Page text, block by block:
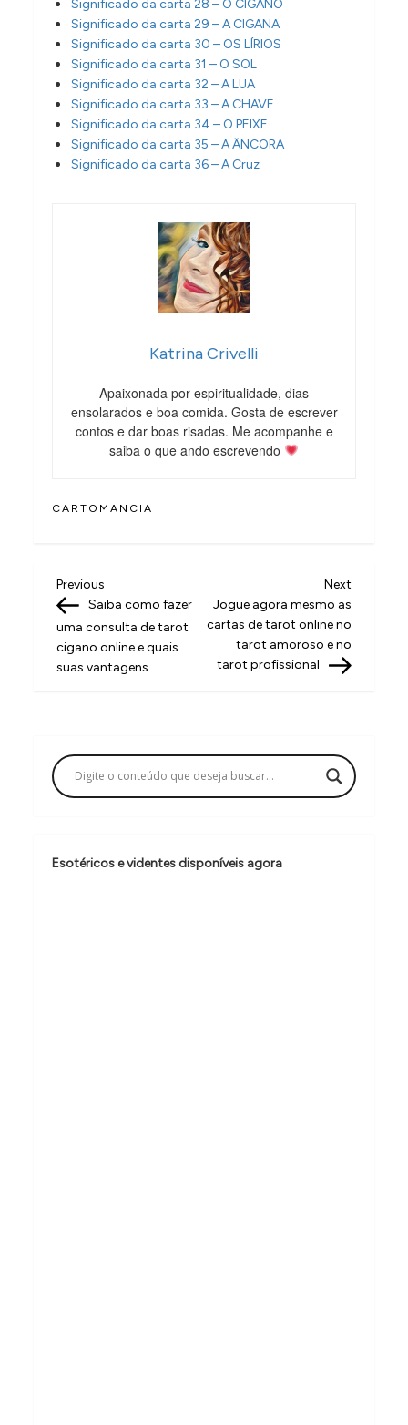
Significado da carta 28 – O CIGANO
Significado da carta 29 – A CIGANA
Significado da carta 30 – OS LÍRIOS
Significado da carta 31 – O SOL
Significado da carta 32 – A LUA
Significado da carta 33 – A CHAVE
Significado da carta 34 – O PEIXE
Significado da carta 35 – A ÂNCORA
Significado da carta 36 – A Cruz
Katrina Crivelli
Apaixonada por espiritualidade, dias
ensolarados e boa comida. Gosta de escrever
contos e dar boas risadas. Me acompanhe e
saiba o que ando escrevendo
CARTOMANCIA
N
a
v
e
ç
ã
d
Previous
Post
Previous
Saiba como fazer
uma consulta de tarot
cigano online e quais
suas vantagens
Next
Post
Next
Jogue agora mesmo as
cartas de tarot online no
tarot amoroso e no
tarot profissional
Esotéricos e videntes disponíveis agora